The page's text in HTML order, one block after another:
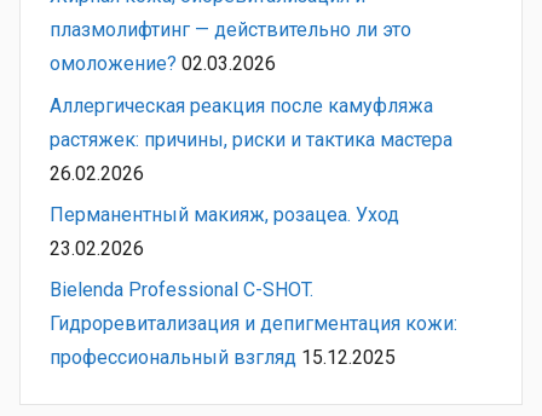
плазмолифтинг — действительно ли это
омоложение? 02.03.2026
Аллергическая реакция после камуфляжа
растяжек: причины, риски и тактика мастера
26.02.2026
Перманентный макияж, розацеа. Уход
23.02.2026
Bielenda Professional C-SHOT.
Гидроревитализация и депигментация кожи:
профессиональный взгляд 15.12.2025